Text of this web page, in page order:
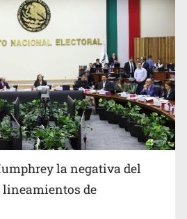
detenciones por caso
justicia
la negativa del
lineamientos de